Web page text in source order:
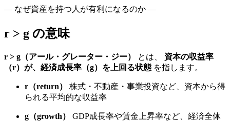
― なぜ資産を持つ人が有利になるのか ―
r > g の意味
r > g（アール・グレーター・ジー） とは、 資本の収益率
（r）が、経済成長率（g）を上回る状態 を指します。
r（return）
株式・不動産・事業投資など、資本から得
られる平均的な収益率
g（growth）
GDP成長率や賃金上昇率など、経済全体